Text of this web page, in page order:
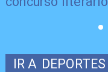
IR A DEPORTES